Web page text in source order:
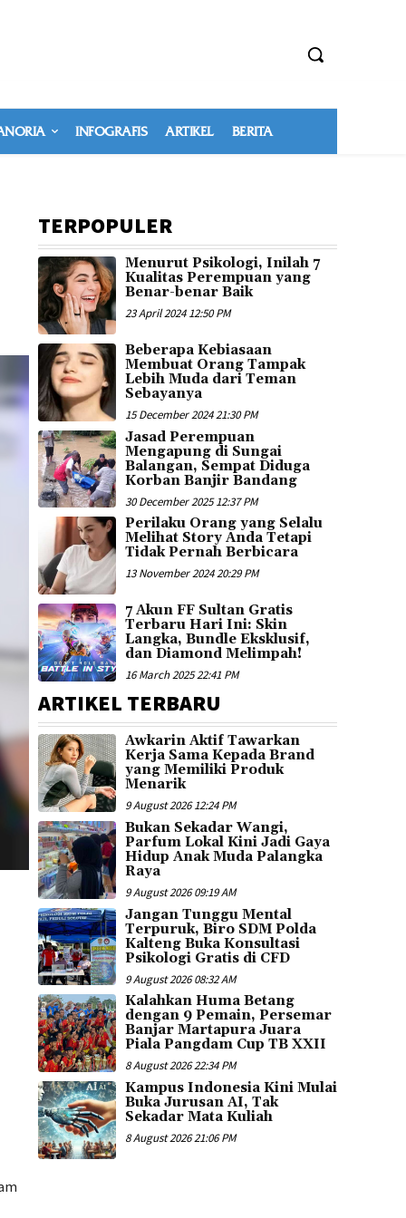
INFOGRAFIS ARTIKEL BERITA
TERPOPULER
Menurut Psikologi, Inilah 7
Kualitas Perempuan yang
Benar-benar Baik
23 April 2024 12:50 PM
Beberapa Kebiasaan
Membuat Orang Tampak
Lebih Muda dari Teman
Sebayanya
15 December 2024 21:30 PM
Jasad Perempuan
Mengapung di Sungai
Balangan, Sempat Diduga
Korban Banjir Bandang
30 December 2025 12:37 PM
Perilaku Orang yang Selalu
Melihat Story Anda Tetapi
Tidak Pernah Berbicara
13 November 2024 20:29 PM
7 Akun FF Sultan Gratis
Terbaru Hari Ini: Skin
Langka, Bundle Eksklusif,
dan Diamond Melimpah!
16 March 2025 22:41 PM
ARTIKEL TERBARU
Awkarin Aktif Tawarkan
Kerja Sama Kepada Brand
yang Memiliki Produk
Menarik
9 August 2026 12:24 PM
Bukan Sekadar Wangi,
Parfum Lokal Kini Jadi Gaya
Hidup Anak Muda Palangka
Raya
9 August 2026 09:19 AM
Jangan Tunggu Mental
Terpuruk, Biro SDM Polda
Kalteng Buka Konsultasi
Psikologi Gratis di CFD
9 August 2026 08:32 AM
Kalahkan Huma Betang
dengan 9 Pemain, Persemar
Banjar Martapura Juara
Piala Pangdam Cup TB XXII
8 August 2026 22:34 PM
Kampus Indonesia Kini Mulai
Buka Jurusan AI, Tak
Sekadar Mata Kuliah
8 August 2026 21:06 PM